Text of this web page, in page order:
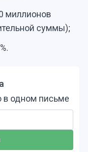
миллионов
суммы);
в одном письме